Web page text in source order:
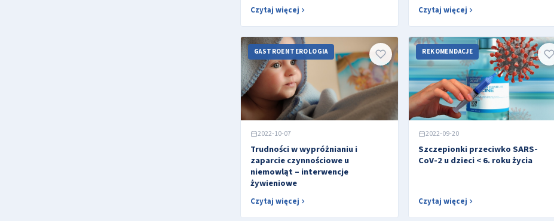
Czytaj więcej Czytaj więcej
GASTROENTEROLOGIA
2022-10-07
Trudności w wypróżnianiu i
zaparcie czynnościowe u
niemowląt – interwencje
żywieniowe
Czytaj więcej
REKOMENDACJE
2022-09-20
Szczepionki przeciwko SARS-
CoV-2 u dzieci < 6. roku życia
Czytaj więcej